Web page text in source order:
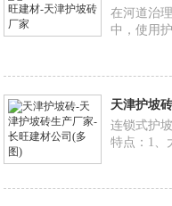
在河道治
中，使用
天津护坡
司(多图)
连锁式护
特点：1、